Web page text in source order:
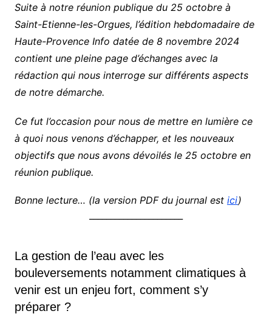
Suite à notre réunion publique du 25 octobre à
Saint-Etienne-les-Orgues, l’édition hebdomadaire de
Haute-Provence Info datée de 8 novembre 2024
contient une pleine page d’échanges avec la
rédaction qui nous interroge sur différents aspects
de notre démarche.
Ce fut l’occasion pour nous de mettre en lumière ce
à quoi nous venons d’échapper, et les nouveaux
objectifs que nous avons dévoilés le 25 octobre en
réunion publique.
Bonne lecture… (la version PDF du journal est ici)
La gestion de l’eau avec les
bouleversements notamment climatiques à
venir est un enjeu fort, comment s’y
préparer ?